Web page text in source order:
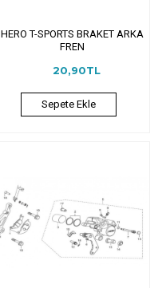
HERO T-SPORTS BRAKET ARKA
FREN
20,90TL
Sepete Ekle